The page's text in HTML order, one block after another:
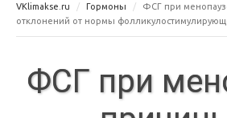
VKlimakse.ru Гормоны
ФСГ при
отклонений от нормы
ФСГ при